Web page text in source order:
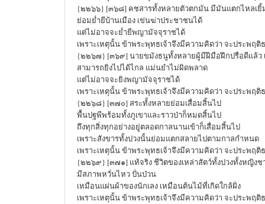
{๒๒๖๖} [๓๖๘] คชสารทั้งหลายตัวตกมัน มีมันแตกไหลเยิ้
ย่อมย่ำยีบ้านเมือง เข่นฆ่าประชาชนได้
แต่ไม่อาจจะย่ำยีพญามัจจุราชได้
เพราะเหตุนั้น ข้าพระพุทธเจ้าจึงมีความคิดว่า จะประพฤติ
{๒๒๖๗} [๓๖๙] นายขมังธนูทั้งหลายผู้มีฝีมือฝึกปรือดีแล้ว
สามารถยิงไปได้ไกล แม่นยำไม่ผิดพลาด
แต่ไม่อาจจะยิงพญามัจจุราชได้
เพราะเหตุนั้น ข้าพระพุทธเจ้าจึงมีความคิดว่า จะประพฤติ
{๒๒๖๘} [๓๗๐] สระทั้งหลายย่อมเสื่อมสิ้นไป
พื้นปฐพีพร้อมทั้งภูเขาและราวป่าก็หมดสิ้นไป
ถึงทุกสิ่งทุกอย่างอยู่ตลอดกาลนานเข้าก็เสื่อมสิ้นไป
เพราะสังขารทั้งปวงนั้นย่อมแตกสลายไปตามกาลกำหนด
เพราะเหตุนั้น ข้าพระพุทธเจ้าจึงมีความคิดว่า จะประพฤติ
{๒๒๖๙} [๓๗๑] แท้จริง ชีวิตของเหล่าสัตว์ทั้งปวงทั้งหญิงช
มีสภาพหวั่นไหว ปั่นป่วน
เหมือนแผ่นผ้าของนักเลง เหมือนต้นไม้ที่เกิดใกล้ฝั่ง
เพราะเหตุนั้น ข้าพระพุทธเจ้าจึงมีความคิดว่า จะประพฤติ